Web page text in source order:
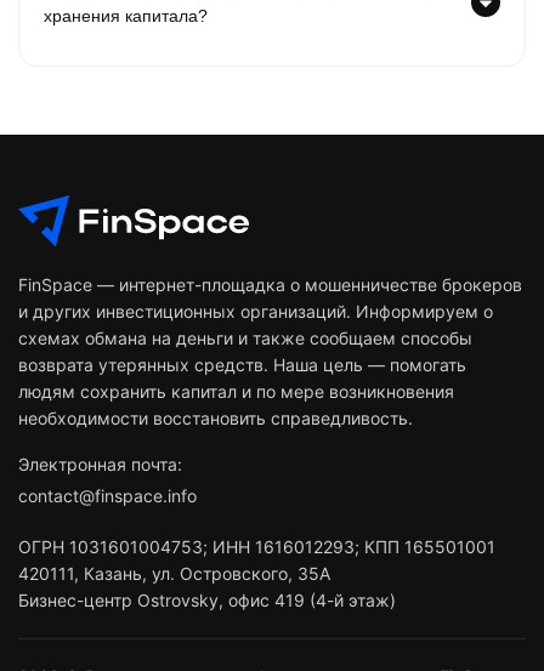
хранения капитала?
FinSpace — интернет-площадка о мошенничестве брокеров
и других инвестиционных организаций. Информируем о
схемах обмана на деньги и также сообщаем способы
возврата утерянных средств. Наша цель — помогать
людям сохранить капитал и по мере возникновения
необходимости восстановить справедливость.
Электронная почта:
contact@finspace.info
ОГРН 1031601004753; ИНН 1616012293; КПП 165501001
420111, Казань, ул. Островского, 35А
Бизнес-центр Ostrovsky, офис 419 (4-й этаж)